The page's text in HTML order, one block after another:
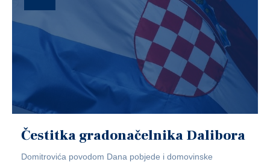
Čestitka gradonačelnika Dalibora
Domitrovića povodom Dana pobjede i domovinske